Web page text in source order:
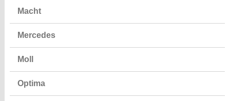
Macht
Mercedes
Moll
Optima